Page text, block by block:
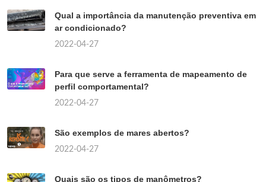
Qual a importância da manutenção preventiva em
ar condicionado?
2022-04-27
Para que serve a ferramenta de mapeamento de
perfil comportamental?
2022-04-27
São exemplos de mares abertos?
2022-04-27
Quais são os tipos de manômetros?